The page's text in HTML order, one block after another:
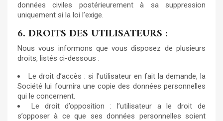
données civiles postérieurement à sa suppression
uniquement si la loi l’exige.
6. DROITS DES UTILISATEURS :
Nous vous informons que vous disposez de plusieurs
droits, listés ci-dessous :
Le droit d’accès : si l’utilisateur en fait la demande, la
Société lui fournira une copie des données personnelles
qui le concernent.
Le droit d’opposition : l’utilisateur a le droit de
s’opposer à ce que ses données personnelles soient